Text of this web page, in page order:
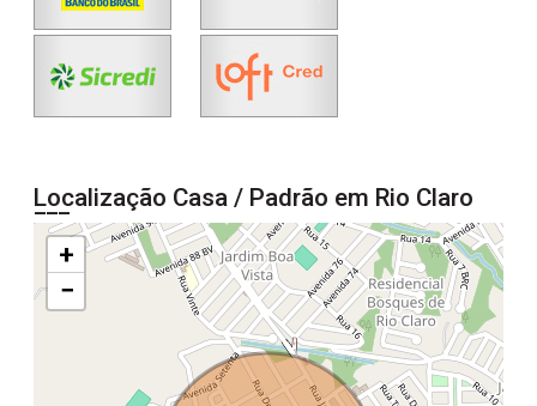
Localização Casa / Padrão em Rio Claro
+
−